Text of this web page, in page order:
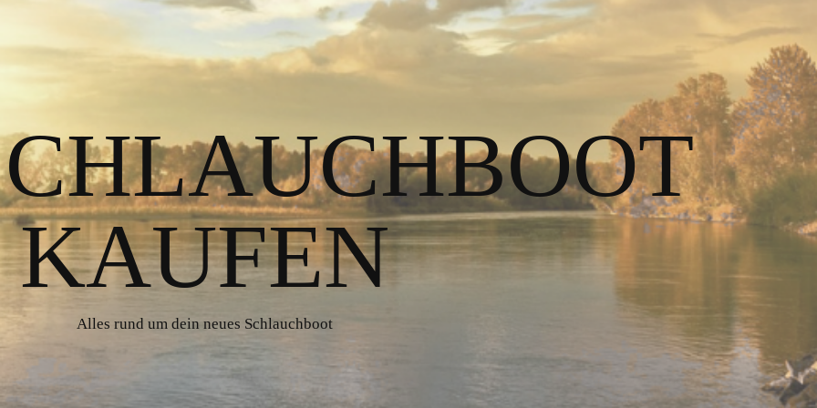
KAUFEN
Alles rund um dein neues Schlauchboot